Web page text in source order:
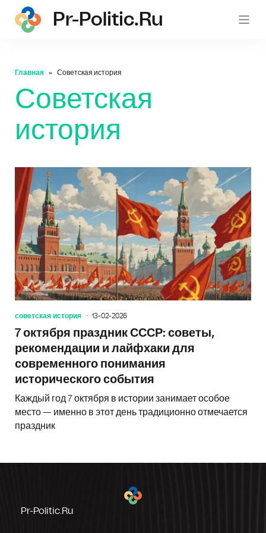
pr-
Pr-Politic.ru
Главная Советская история
Советская
история
советская история 13-02-2026
7 октября праздник СССР: советы,
рекомендации и лайфхаки для
современного понимания
исторического события
Каждый год 7 октября в истории занимает особое
место — именно в этот день традиционно отмечается
праздник
Pr-Politic.ru